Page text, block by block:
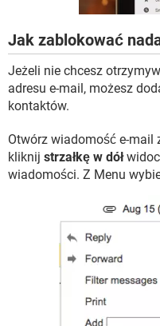
Jak zablokować
Jeżeli nie chcesz
adresu e-mail, możesz
kontaktów.
Otwórz wiadomość e-mail
kliknij strzałkę w dół
wiadomości. Z Menu